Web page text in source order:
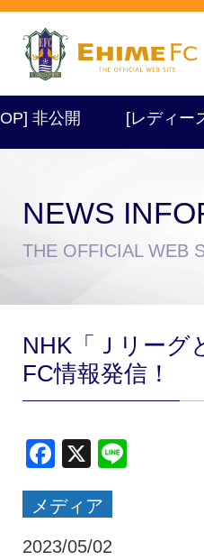
試合日程・結果
スクール
チケットを購入
非公開 [レディース]
NEWS
THE OFFICIAL WEB
NHK「Ｊリーグ
FC情報発信！
Facebook
X
メディア
2023/05/02